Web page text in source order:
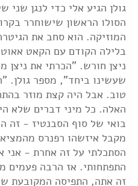
גולן הגיע אלי כדי לנגן שני
הסולו הראשון שישוחרר
המוזיקה. הוא סחב את
בלילה הקודם עם הקאט
ניצן חורש. "הכרתי את ניצן
שעשינו ביחד", מספר גולן.
טוב. אבל היה קצת מוזר
האלה. כל מיני דברים שלא
בואי של סוף הסבנטיז - זה
מקבל איזשהו רפנרס
הסתכלתי על זה אחרת - אני
התפתחותי. אז הרבה פעמים
זה אתה, התפיסה המקובעת